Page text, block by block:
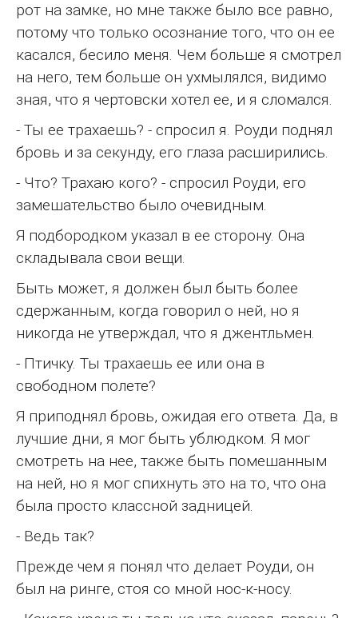
рот на замке, но мне также было все равно,
потому что только осознание того, что он ее
касался, бесило меня. Чем больше я смотрел
на него, тем больше он ухмылялся, видимо
зная, что я чертовски хотел ее, и я сломался.
- Ты ее трахаешь? - спросил я. Роуди поднял
бровь и за секунду, его глаза расширились.
- Что? Трахаю кого? - спросил Роуди, его
замешательство было очевидным.
Я подбородком указал в ее сторону. Она
складывала свои вещи.
Быть может, я должен был быть более
сдержанным, когда говорил о ней, но я
никогда не утверждал, что я джентльмен.
- Птичку. Ты трахаешь ее или она в
свободном полете?
Я приподнял бровь, ожидая его ответа. Да, в
лучшие дни, я мог быть ублюдком. Я мог
смотреть на нее, также быть помешанным
на ней, но я мог спихнуть это на то, что она
была просто классной задницей.
- Ведь так?
Прежде чем я понял что делает Роуди, он
был на ринге, стоя со мной нос-к-носу.